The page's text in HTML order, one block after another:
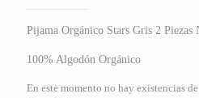
Pijama Orgánico Stars Gris 2 Piezas
100% Algodón Orgánico
En este momento no hay existencias